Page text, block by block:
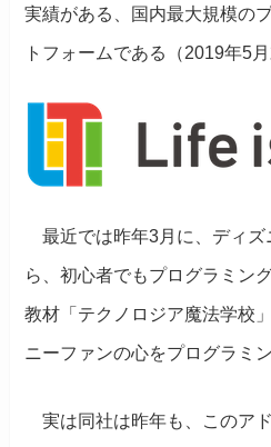
実績がある、国内最大規模の
トフォームである（2019年5月
最近では昨年3月に、ディズ
ら、初心者でもプログラミン
教材「テクノロジア魔法学校
ニーファンの心をプログラミ
実は同社は昨年も、このア